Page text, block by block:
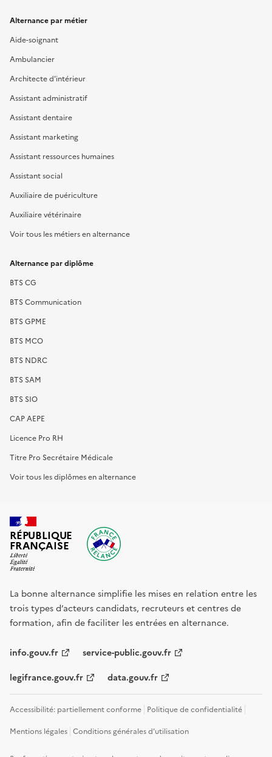
Alternance par métier
Aide-soignant
Ambulancier
Architecte d'intérieur
Assistant administratif
Assistant dentaire
Assistant marketing
Assistant ressources humaines
Assistant social
Auxiliaire de puériculture
Auxiliaire vétérinaire
Voir tous les métiers en alternance
Alternance par diplôme
BTS CG
BTS Communication
BTS GPME
BTS MCO
BTS NDRC
BTS SAM
BTS SIO
CAP AEPE
Licence Pro RH
Titre Pro Secrétaire Médicale
Voir tous les diplômes en alternance
RÉPUBLIQUE
FRANÇAISE
La bonne alternance simplifie les mises en relation entre les
trois types d’acteurs candidats, recruteurs et centres de
formation, afin de faciliter les entrées en alternance.
info.gouv.fr service-public.gouv.fr
legifrance.gouv.fr data.gouv.fr
Accessibilité: partiellement conforme Politique de confidentialité
Mentions légales Conditions générales d'utilisation